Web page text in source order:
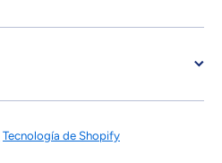
Tecnología de Shopify